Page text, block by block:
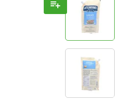
queso
galletas
shampoo